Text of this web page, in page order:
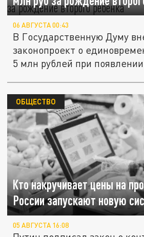
06 АВГУСТА 00:43
В Государственную Думу
законопроект о
5 млн рублей при
Кто накручивает цены на
России запускают новую
ОБЩЕСТВО
05 АВГУСТА 16:08